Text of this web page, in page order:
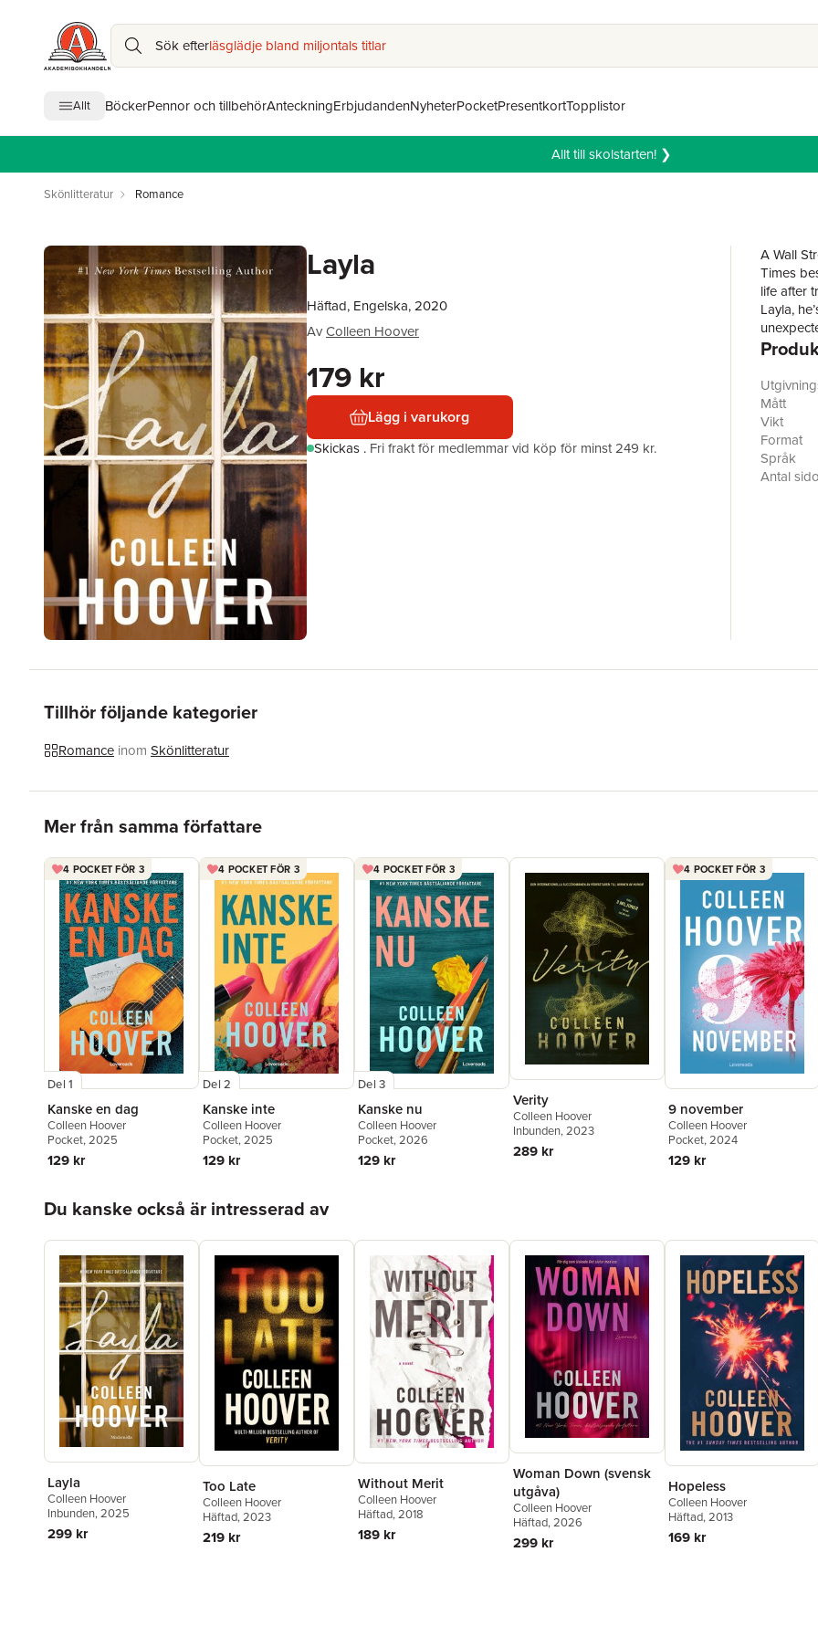
Sök efterläsglädje bland miljontals titlar
Allt BöckerPennor och tillbehörAnteckningErbjudandenNyheterPocketPresentkortTopplistor
Allt till skolstarten! ❯
Skönlitteratur Romance
Layla
Häftad, Engelska, 2020
AvColleen Hoover
179 kr
Lägg i varukorg
Skickas . Fri frakt för medlemmar vid köp för minst 249 kr.
A Wall
Times
life after
Layla,
hospital,
their
and-
takes a
through
Mått
Vikt
Format
Språk
Antal
Tillhör följande kategorier
Romance inom Skönlitteratur
Mer från samma författare
4 POCKET FÖR 3
Del 1
Kanske en dag
Colleen Hoover
Pocket, 2025
129 kr
4 POCKET FÖR 3
Del 2
Kanske inte
Colleen Hoover
Pocket, 2025
129 kr
4 POCKET FÖR 3
Del 3
Kanske nu
Colleen Hoover
Pocket, 2026
129 kr
Verity
Colleen Hoover
Inbunden, 2023
289 kr
4 POCKET FÖR 3
9 november
Colleen Hoover
Pocket, 2024
129 kr
Du kanske också är intresserad av
Layla
Colleen Hoover
Inbunden, 2025
299 kr
Too Late
Colleen Hoover
Häftad, 2023
219 kr
Without Merit
Colleen Hoover
Häftad, 2018
189 kr
Woman Down (svensk
utgåva)
Colleen Hoover
Häftad, 2026
299 kr
Hopeless
Colleen Hoover
Häftad, 2013
169 kr